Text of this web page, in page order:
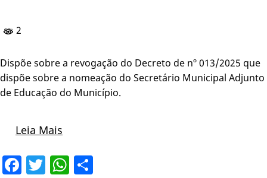
2
Dispõe sobre a revogação do Decreto de nº 013/2025 que
dispõe sobre a nomeação do Secretário Municipal Adjunto
de Educação do Município.
Leia Mais
Facebook
TwitterWhatsApp